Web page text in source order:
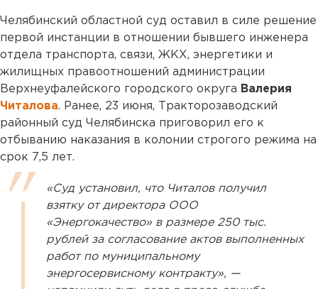
Челябинский областной суд оставил в силе решение
первой инстанции в отношении бывшего инженера
отдела транспорта, связи, ЖКХ, энергетики и
жилищных правоотношений администрации
Верхнеуфалейского городского округа Валерия
Читалова. Ранее, 23 июня, Тракторозаводский
районный суд Челябинска приговорил его к
отбыванию наказания в колонии строгого режима на
срок 7,5 лет.
«Суд установил, что Читалов получил
взятку от директора ООО
«Энергокачество» в размере 250 тыс.
рублей за согласование актов выполненных
работ по муниципальному
энергосервисному контракту», —